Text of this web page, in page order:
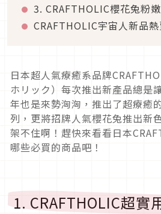
3. CRAFTHOLIC櫻花兔粉
CRAFTHOLIC宇宙人新品
日本超人氣療癒系品牌
ホリック）每次推出新產品總是
年也是來勢洶洶，推出了超療癒
列，更將招牌人氣櫻花兔推出新
架不住啊！趕快來看看日本
哪些必買的商品吧！
1. CRAFTHOLIC超實